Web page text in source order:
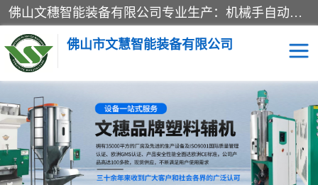
佛山文穗智能装备有限公司专业生产：机械手自动化系列；塑料粉碎机回收系列；塑料混色机系列；温度控制系列：模温机，冷水机；供料输送系列：中央供料系统，欧化/独立式吸料机，分体式吸料机；整机保修一年，易损件除外。
佛山市文慧智能装备有限公司
粉碎回收系列 干燥除湿系列
塑料破碎机 工业冷水机